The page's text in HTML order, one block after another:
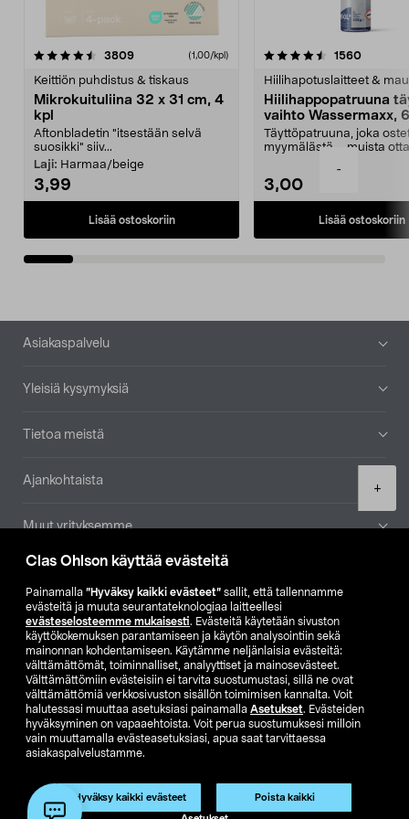
Clas Ohlson käyttää evästeitä
Painamalla ”Hyväksy kaikki evästeet” sallit, että tallennamme
evästeitä ja muuta seurantateknologiaa laitteellesi
evästeselosteemme mukaisesti. Evästeitä käytetään sivuston
käyttökokemuksen parantamiseen ja käytön analysointiin sekä
mainonnan kohdentamiseen. Käytämme neljänlaisia evästeitä:
välttämättömät, toiminnalliset, analyyttiset ja mainosevästeet.
Välttämättömiin evästeisiin ei tarvita suostumustasi, sillä ne ovat
välttämättömiä verkkosivuston sisällön toimimisen kannalta. Voit
halutessasi muuttaa asetuksiasi painamalla Asetukset. Evästeiden
hyväksyminen on vapaaehtoista. Voit perua suostumuksesi milloin
vain muuttamalla evästeasetuksiasi, apua saat tarvittaessa
asiakaspalvelustamme.
Hyväksy kaikki evästeet Poista kaikki
-
+
3809arvostelut (1,00/kpl)
Keittiön puhdistus & tiskaus
Mikrokuituliina 32 x 31 cm, 4
kpl
Aftonbladetin "itsestään selvä
suosikki" siiv...
Laji: Harmaa/beige
3,99
Lisää ostoskoriin
4.5viidestä
1560
Hiilihapotuslaitteet &
Hiilihappopatruuna
vaihto Wassermaxx,
Täyttöpatruuna, joka
myymälästä – muista
3,00
Lisää ostoskoriin
4.5viidestä
Alatunniste
Asiakaspalvelu
Yleisiä kysymyksiä
Tietoa meistä
Ajankohtaista
Muut yrityksemme
Etsi myymälä
SE NO FI
FI SV
Näytä hinnat ilman ALV:a